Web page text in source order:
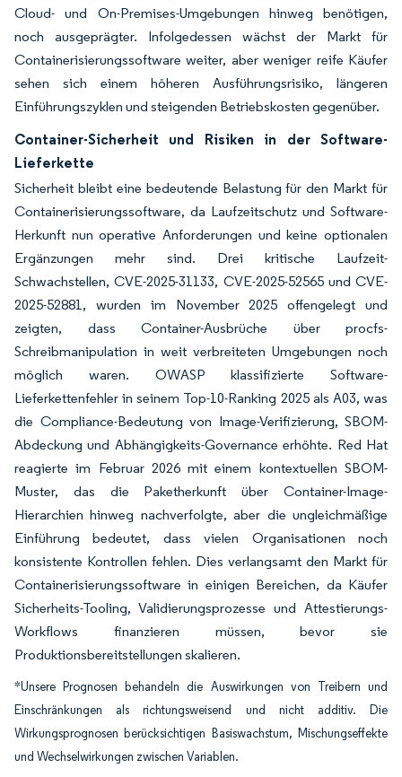
Cloud- und On-Premises-Umgebungen hinweg benötigen,
noch ausgeprägter. Infolgedessen wächst der Markt für
Containerisierungssoftware weiter, aber weniger reife Käufer
sehen sich einem höheren Ausführungsrisiko, längeren
Einführungszyklen und steigenden Betriebskosten gegenüber.
Container-Sicherheit und Risiken in der Software-
Lieferkette
Sicherheit bleibt eine bedeutende Belastung für den Markt für
Containerisierungssoftware, da Laufzeitschutz und Software-
Herkunft nun operative Anforderungen und keine optionalen
Ergänzungen mehr sind. Drei kritische Laufzeit-
Schwachstellen, CVE-2025-31133, CVE-2025-52565 und CVE-
2025-52881, wurden im November 2025 offengelegt und
zeigten, dass Container-Ausbrüche über procfs-
Schreibmanipulation in weit verbreiteten Umgebungen noch
möglich waren. OWASP klassifizierte Software-
Lieferkettenfehler in seinem Top-10-Ranking 2025 als A03, was
die Compliance-Bedeutung von Image-Verifizierung, SBOM-
Abdeckung und Abhängigkeits-Governance erhöhte. Red Hat
reagierte im Februar 2026 mit einem kontextuellen SBOM-
Muster, das die Paketherkunft über Container-Image-
Hierarchien hinweg nachverfolgte, aber die ungleichmäßige
Einführung bedeutet, dass vielen Organisationen noch
konsistente Kontrollen fehlen. Dies verlangsamt den Markt für
Containerisierungssoftware in einigen Bereichen, da Käufer
Sicherheits-Tooling, Validierungsprozesse und Attestierungs-
Workflows finanzieren müssen, bevor sie
Produktionsbereitstellungen skalieren.
*Unsere Prognosen behandeln die Auswirkungen von Treibern und
Einschränkungen als richtungsweisend und nicht additiv. Die
Wirkungsprognosen berücksichtigen Basiswachstum, Mischungseffekte
und Wechselwirkungen zwischen Variablen.